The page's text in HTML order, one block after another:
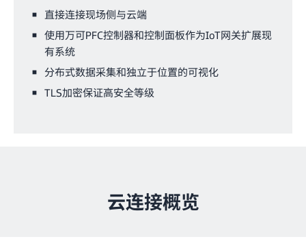
直接连接现场侧与云端
使用万可PFC控制器和控制面板作为IoT网关扩展现
有系统
分布式数据采集和独立于位置的可视化
TLS加密保证高安全等级
云连接概览